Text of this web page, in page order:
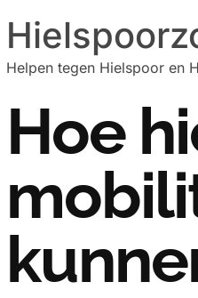
Helpen tegen Hielspoor en
Hoe